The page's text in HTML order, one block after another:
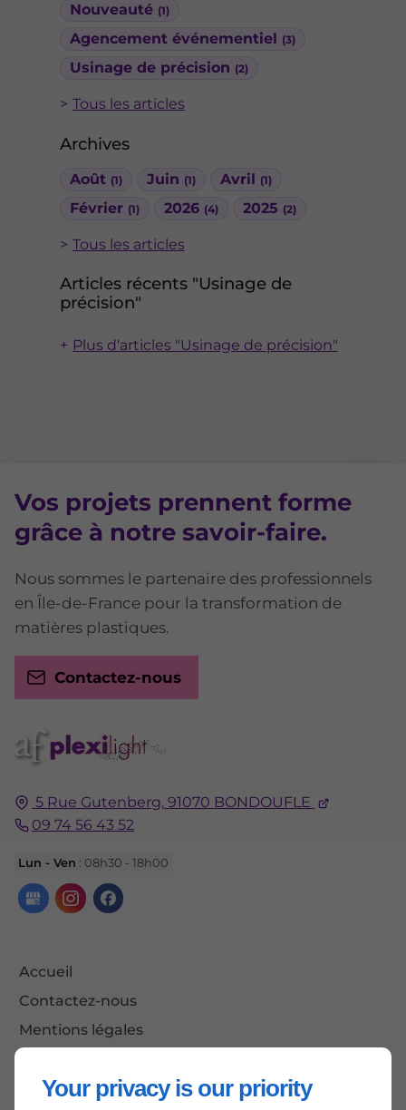
Your privacy is our priority
Nouveauté (1)
Agencement événementiel (3)
Usinage de précision (2)
Tous les articles
Archives
Août (1) Juin (1) Avril (1)
Février (1) 2026 (4) 2025 (2)
Tous les articles
Articles récents "Usinage de
précision"
Plus d'articles "Usinage de précision"
5 Rue Gutenberg, 91070 BONDOUFLE
09 74 56 43 52
Lun - Ven : 08h30 - 18h00
Accueil
Contactez-nous
Mentions légales
Vos projets prennent forme
grâce à notre savoir-faire.
Nous sommes le partenaire des professionnels
en Île-de-France pour la transformation de
matières plastiques.
Contactez-nous